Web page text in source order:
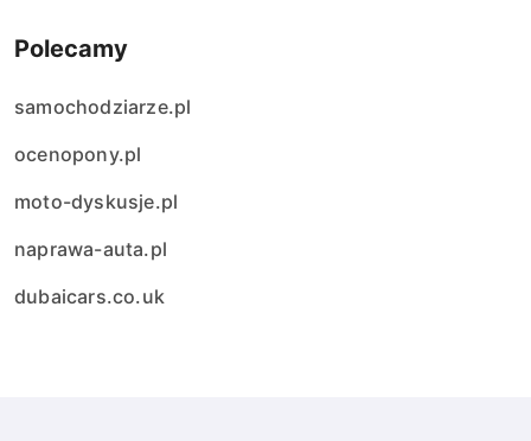
Polecamy
samochodziarze.pl
ocenopony.pl
moto-dyskusje.pl
naprawa-auta.pl
dubaicars.co.uk